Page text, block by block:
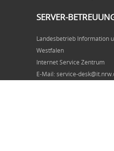
SERVER-
Landesbetrieb Information
Westfalen
Internet Service Zentrum
E-Mail: service-